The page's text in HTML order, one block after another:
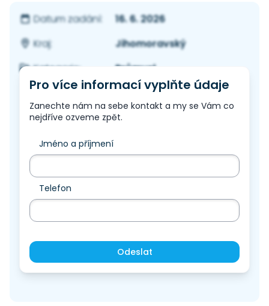
Datum zadání:
16. 6. 2026
Kraj:
Jihomoravský
Kategorie:
Průmysl
Pro více informací vyplňte údaje
Zanechte nám na sebe kontakt a my se Vám co
nejdříve ozveme zpět.
Jméno a příjmení
Telefon
Odeslat